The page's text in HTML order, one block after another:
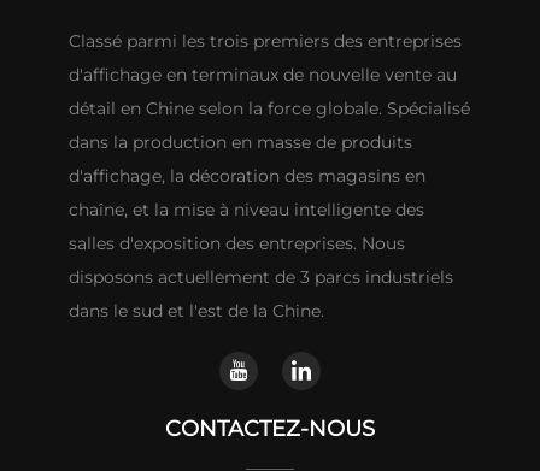
Classé parmi les trois premiers des entreprises
d'affichage en terminaux de nouvelle vente au
détail en Chine selon la force globale. Spécialisé
dans la production en masse de produits
d'affichage, la décoration des magasins en
chaîne, et la mise à niveau intelligente des
salles d'exposition des entreprises. Nous
disposons actuellement de 3 parcs industriels
dans le sud et l'est de la Chine.
CONTACTEZ-NOUS